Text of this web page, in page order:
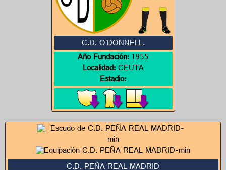
C.D. O'DONNELL.
Año Fundación:1955
Localidad:CEUTA
Estadio: